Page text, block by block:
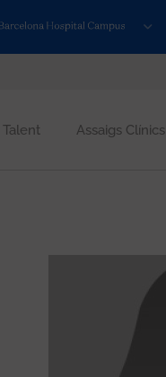
Talent Assaigs Clínics